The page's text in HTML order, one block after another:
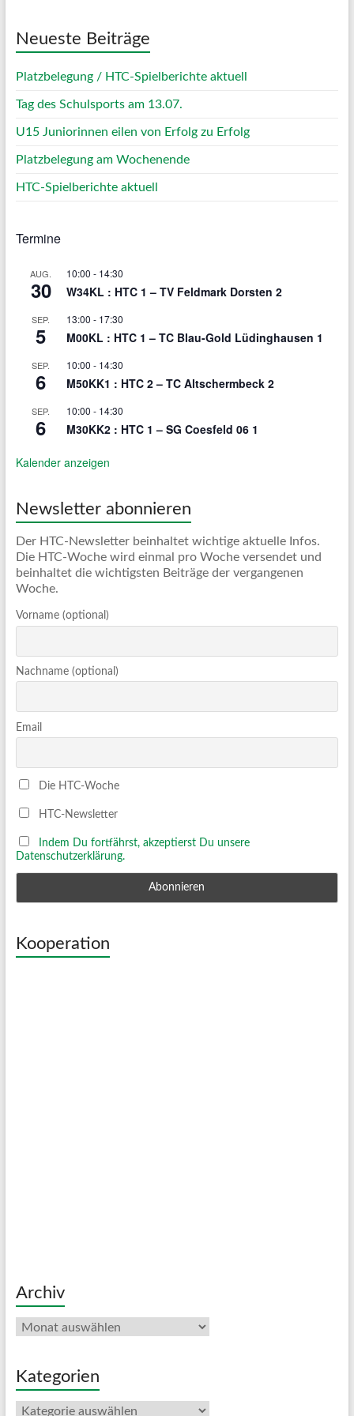
Neueste Beiträge
Platzbelegung / HTC-Spielberichte aktuell
Tag des Schulsports am 13.07.
U15 Juniorinnen eilen von Erfolg zu Erfolg
Platzbelegung am Wochenende
HTC-Spielberichte aktuell
Termine
AUG.
30
10:00 - 14:30
W34KL : HTC 1 – TV Feldmark Dorsten 2
SEP.
5
13:00 - 17:30
M00KL : HTC 1 – TC Blau-Gold Lüdinghausen 1
SEP.
6
10:00 - 14:30
M50KK1 : HTC 2 – TC Altschermbeck 2
SEP.
6
10:00 - 14:30
M30KK2 : HTC 1 – SG Coesfeld 06 1
Kalender anzeigen
Newsletter abonnieren
Der HTC-Newsletter beinhaltet wichtige aktuelle Infos.
Die HTC-Woche wird einmal pro Woche versendet und
beinhaltet die wichtigsten Beiträge der vergangenen
Woche.
Vorname (optional)
Nachname (optional)
Email
Die HTC-Woche
HTC-Newsletter
Indem Du fortfährst, akzeptierst Du unsere
Datenschutzerklärung.
Kooperation
Archiv
Archiv
Kategorien
Kategorien